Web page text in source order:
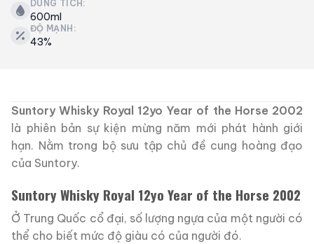
DUNG TÍCH:
600ml
ĐỘ MẠNH:
43%
Suntory Whisky Royal 12yo Year of the Horse 2002
là phiên bản sự kiện mừng năm mới phát hành giới
hạn. Nằm trong bộ sưu tập chủ đề cung hoàng đạo
của Suntory.
Suntory Whisky Royal 12yo Year of the Horse 2002
Ở Trung Quốc cổ đại, số lượng ngựa của một người có
thể cho biết mức độ giàu có của người đó.